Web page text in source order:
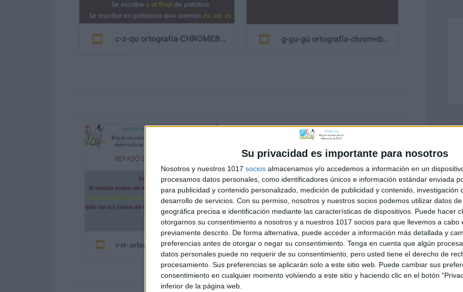
Su privacidad es importante para nosotros
Nosotros y nuestros 1017 socios almacenamos y/o accedemos a información en un
procesamos datos personales, como identificadores únicos e información estándar enviada
para publicidad y contenido personalizado, medición de publicidad y contenido, investigación
desarrollo de servicios. Con su permiso, nosotros y nuestros socios podemos utilizar datos
geográfica precisa e identificación mediante las características de dispositivos. Puede hacer
otorgarnos su consentimiento a nosotros y a nuestros 1017 socios para que llevemos a cabo
previamente descrito. De forma alternativa, puede acceder a información más detallada y
preferencias antes de otorgar o negar su consentimiento. Tenga en cuenta que algún
datos personales puede no requerir de su consentimiento, pero usted tiene el derecho de
procesamiento. Sus preferencias se aplicarán solo a este sitio web. Puede cambiar sus
consentimiento en cualquier momento volviendo a este sitio y haciendo clic en el botón
inferior de la página web.
CA-CO-CU-QUE-QUI